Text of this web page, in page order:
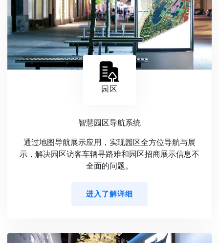
园区
智慧园区导航系统
通过地图导航展示应用，实现园区全方位导航与展
示，解决园区访客车辆寻路难和园区招商展示信息不
全面的问题。
进入了解详细